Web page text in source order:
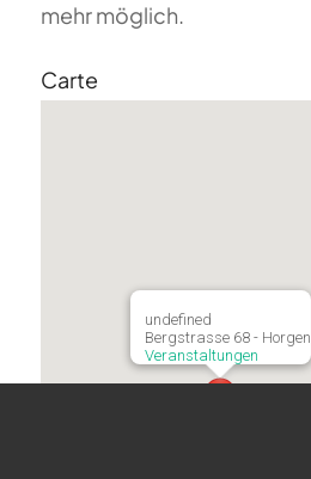
mehr möglich.
Carte
undefined
Bergstrasse 68 - Horgen
Veranstaltungen